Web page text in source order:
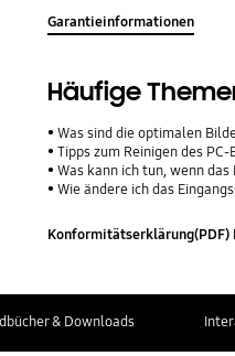
Garantieinformationen
Häufige
Was sind die optimalen
Tipps zum Reinigen des
Was kann ich tun, wenn
Wie ändere ich das
Konformitätserklärung(PDF)
& Downloads